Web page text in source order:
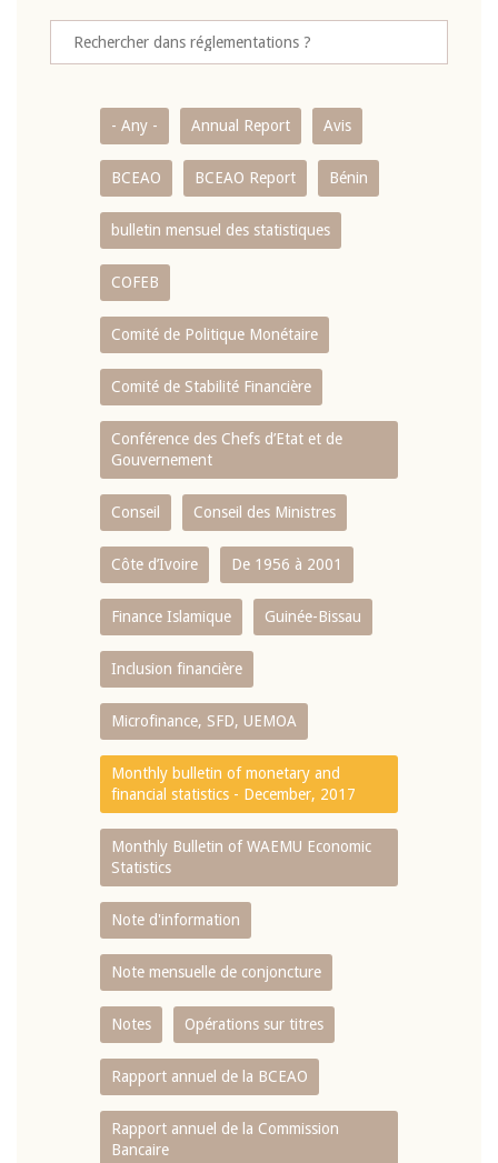
- Any - Annual Report Avis
BCEAO BCEAO Report Bénin
bulletin mensuel des statistiques
COFEB
Comité de Politique Monétaire
Comité de Stabilité Financière
Conférence des Chefs d’Etat et de
Gouvernement
Conseil Conseil des Ministres
Côte d’Ivoire De 1956 à 2001
Finance Islamique Guinée-Bissau
Inclusion financière
Microfinance, SFD, UEMOA
Monthly bulletin of monetary and
financial statistics - December, 2017
Monthly Bulletin of WAEMU Economic
Statistics
Note d'information
Note mensuelle de conjoncture
Notes Opérations sur titres
Rapport annuel de la BCEAO
Rapport annuel de la Commission
Bancaire